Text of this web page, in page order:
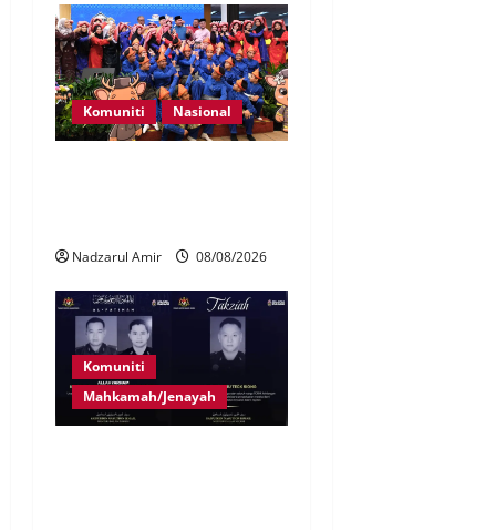
Komuniti Nasional
Nadzarul Amir 08/08/2026
Komuniti
Mahkamah/Jenayah